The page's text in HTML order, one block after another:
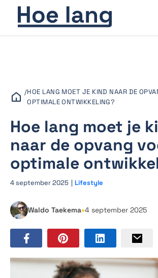
/HOE LANG MOET JE KIND NAAR DE
OPTIMALE ONTWIKKELING?
Hoe lang moet je
naar de opvang
optimale
4 september 2025 | Lifestyle
Waldo Taekema•4 september 2025